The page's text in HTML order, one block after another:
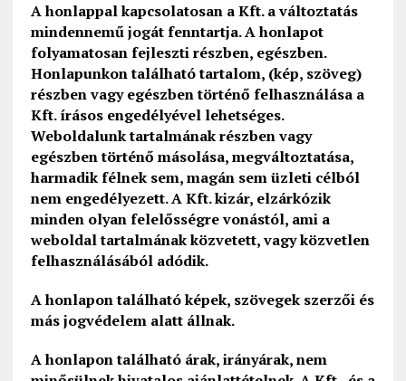
A honlappal kapcsolatosan a Kft. a változtatás
mindennemű jogát fenntartja. A honlapot
folyamatosan fejleszti részben, egészben.
Honlapunkon található tartalom, (kép, szöveg)
részben vagy egészben történő felhasználása a
Kft. írásos engedélyével lehetséges.
Weboldalunk tartalmának részben vagy
egészben történő másolása, megváltoztatása,
harmadik félnek sem, magán sem üzleti célból
nem engedélyezett. A Kft. kizár, elzárkózik
minden olyan felelősségre vonástól, ami a
weboldal tartalmának közvetett, vagy közvetlen
felhasználásából adódik.
A honlapon található képek, szövegek szerzői és
más jogvédelem alatt állnak.
A honlapon található árak, irányárak, nem